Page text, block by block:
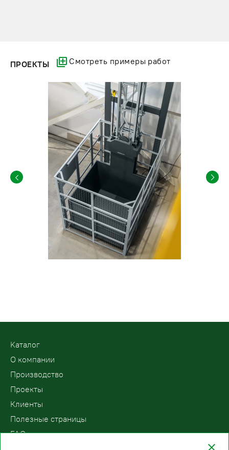
ПРОЕКТЫ Смотреть примеры работ
Kаталог
О компании
Производство
Проекты
Клиенты
Полезные страницы
FAQ